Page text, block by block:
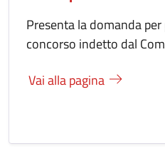
Presenta la domanda
concorso indetto dal
Vai alla pagina